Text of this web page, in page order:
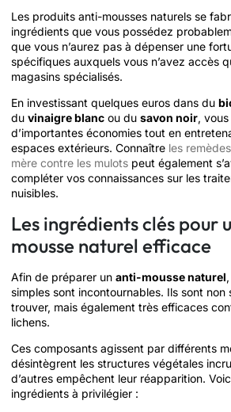
Les produits anti-mousses naturels se
ingrédients que vous possédez
que vous n’aurez pas à dépenser une
spécifiques auxquels vous n’avez accès
magasins spécialisés.
En investissant quelques euros dans du
du vinaigre blanc ou du savon noir,
d’importantes économies tout en
espaces extérieurs. Connaître les
mère contre les mulots peut également
compléter vos connaissances sur les
nuisibles.
Les ingrédients clés pour
mousse naturel efficace
Afin de préparer un anti-mousse naturel
simples sont incontournables. Ils sont non
trouver, mais également très efficaces
lichens.
Ces composants agissent par différents
désintègrent les structures végétales
d’autres empêchent leur réapparition.
ingrédients à privilégier :